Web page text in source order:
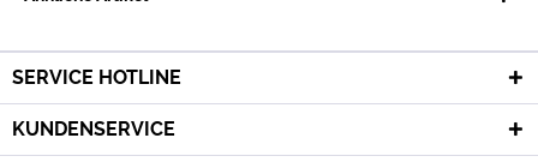
SERVICE HOTLINE
KUNDENSERVICE